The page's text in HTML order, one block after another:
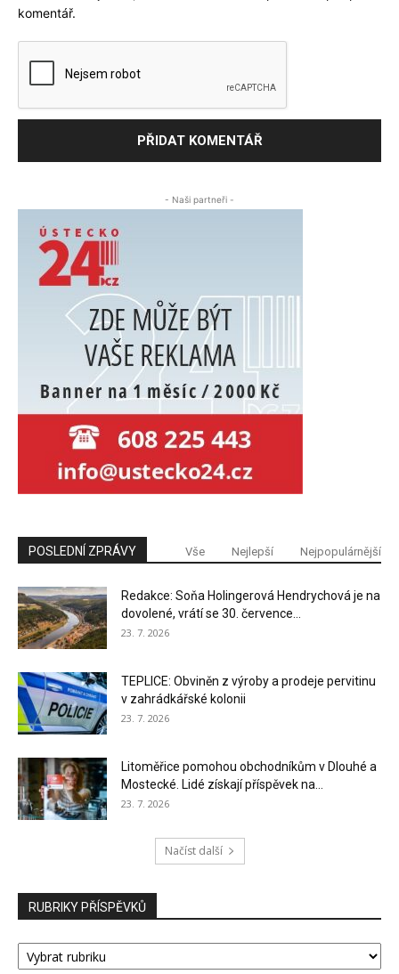
komentář.
- Naši partneři -
POSLEDNÍ ZPRÁVY Vše Nejlepší Nejpopulárnější
Redakce: Soňa Holingerová Hendrychová je na
dovolené, vrátí se 30. července...
23. 7. 2026
TEPLICE: Obviněn z výroby a prodeje pervitinu
v zahrádkářské kolonii
23. 7. 2026
Litoměřice pomohou obchodníkům v Dlouhé a
Mostecké. Lidé získají příspěvek na...
23. 7. 2026
Načíst další
RUBRIKY PŘÍSPĚVKŮ
RUBRIKY
PŘÍSPĚVKŮ